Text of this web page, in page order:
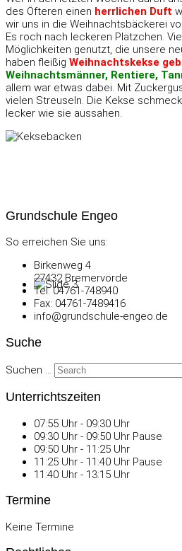
des Öfteren einen herrlichen Duft
wir uns in die Weihnachtsbäckerei
Es roch nach leckeren Plätzchen.
Möglichkeiten genutzt, die unsere
haben fleißig Weihnachtskekse
Weihnachtsmänner, Rentiere,
allem war etwas dabei. Mit
vielen Streuseln. Die Kekse
lecker wie sie aussahen.
Grundschule Engeo
So erreichen Sie uns:
Birkenweg 4
27432 Bremervörde
Tel: 04761-748940
Fax: 04761-7489416
info@grundschule-engeo.de
Suche
Suchen ...
Unterrichtszeiten
07:55 Uhr - 09:30 Uhr
09:30 Uhr - 09:50 Uhr Pause
09:50 Uhr - 11:25 Uhr
11:25 Uhr - 11:40 Uhr Pause
11:40 Uhr - 13:15 Uhr
Termine
Keine Termine